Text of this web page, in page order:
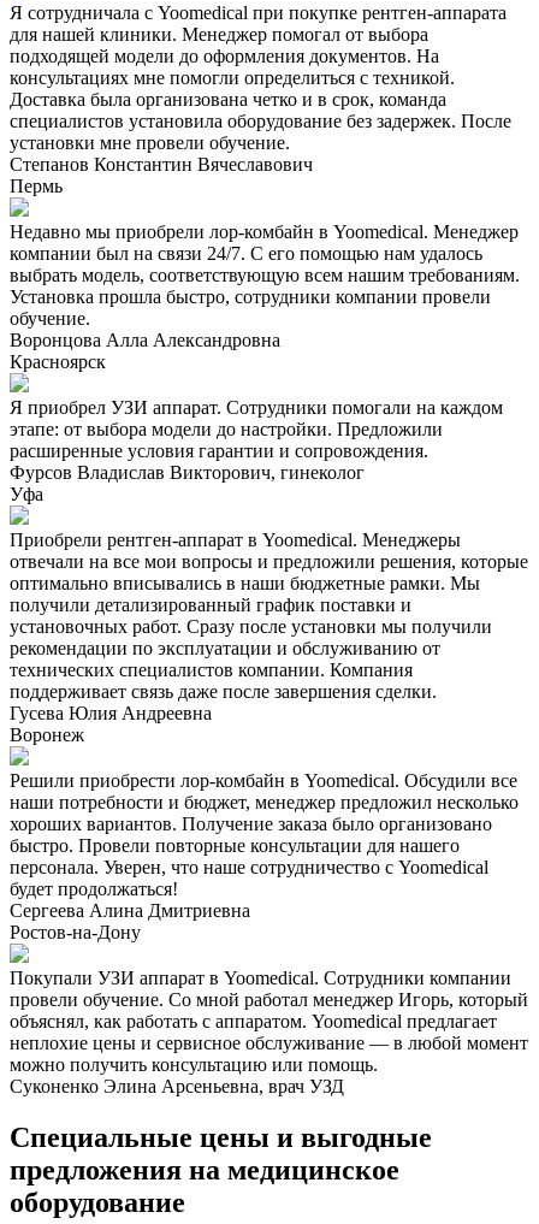
Я сотрудничала с Yoomedical при покупке рентген-аппарата
для нашей клиники. Менеджер помогал от выбора
подходящей модели до оформления документов. На
консультациях мне помогли определиться с техникой.
Доставка была организована четко и в срок, команда
специалистов установила оборудование без задержек. После
установки мне провели обучение.
Степанов Константин Вячеславович
Пермь
Недавно мы приобрели лор-комбайн в Yoomedical. Менеджер
компании был на связи 24/7. С его помощью нам удалось
выбрать модель, соответствующую всем нашим требованиям.
Установка прошла быстро, сотрудники компании провели
обучение.
Воронцова Алла Александровна
Красноярск
Я приобрел УЗИ аппарат. Сотрудники помогали на каждом
этапе: от выбора модели до настройки. Предложили
расширенные условия гарантии и сопровождения.
Фурсов Владислав Викторович, гинеколог
Уфа
Приобрели рентген-аппарат в Yoomedical. Менеджеры
отвечали на все мои вопросы и предложили решения, которые
оптимально вписывались в наши бюджетные рамки. Мы
получили детализированный график поставки и
установочных работ. Сразу после установки мы получили
рекомендации по эксплуатации и обслуживанию от
технических специалистов компании. Компания
поддерживает связь даже после завершения сделки.
Гусева Юлия Андреевна
Воронеж
Решили приобрести лор-комбайн в Yoomedical. Обсудили все
наши потребности и бюджет, менеджер предложил несколько
хороших вариантов. Получение заказа было организовано
быстро. Провели повторные консультации для нашего
персонала. Уверен, что наше сотрудничество с Yoomedical
будет продолжаться!
Сергеева Алина Дмитриевна
Ростов-на-Дону
Покупали УЗИ аппарат в Yoomedical. Сотрудники компании
провели обучение. Со мной работал менеджер Игорь, который
объяснял, как работать с аппаратом. Yoomedical предлагает
неплохие цены и сервисное обслуживание — в любой момент
можно получить консультацию или помощь.
Суконенко Элина Арсеньевна, врач УЗД
Специальные цены и выгодные
предложения на медицинское
оборудование